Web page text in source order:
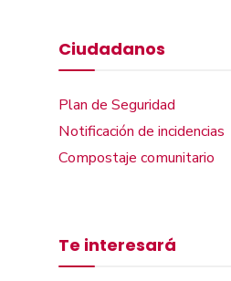
Ciudadanos
Plan de Seguridad
Notificación de incidencias
Compostaje comunitario
Te interesará